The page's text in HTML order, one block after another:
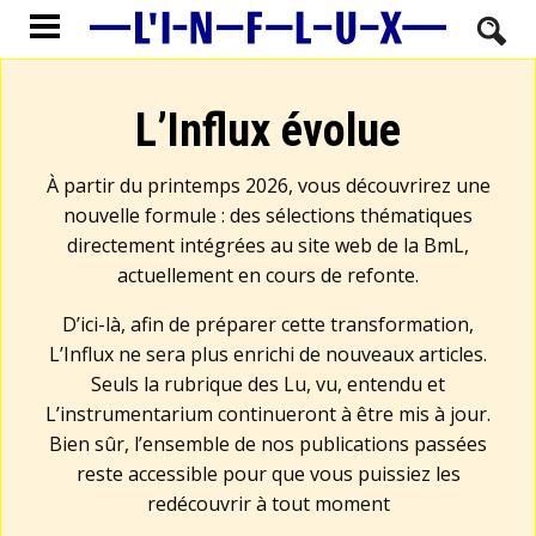
L’Influx évolue
À partir du printemps 2026, vous découvrirez une
nouvelle formule : des sélections thématiques
directement intégrées au site web de la BmL,
actuellement en cours de refonte.
D’ici-là, afin de préparer cette transformation,
L’Influx ne sera plus enrichi de nouveaux articles.
Seuls la rubrique des Lu, vu, entendu et
L’instrumentarium continueront à être mis à jour.
Bien sûr, l’ensemble de nos publications passées
reste accessible pour que vous puissiez les
redécouvrir à tout moment